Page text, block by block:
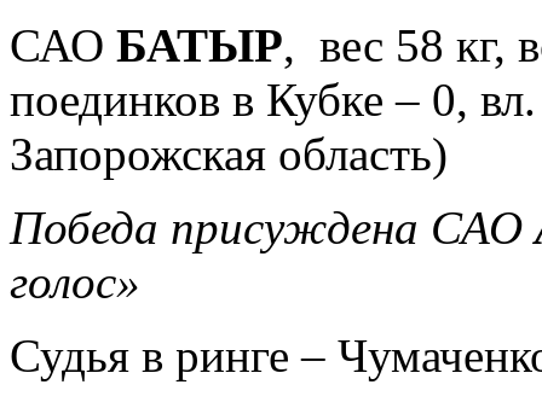
САО БАТЫР, вес 58 кг,
поединков в Кубке – 0,
Запорожская область)
Победа присуждена САО
голос»
Судья в ринге –